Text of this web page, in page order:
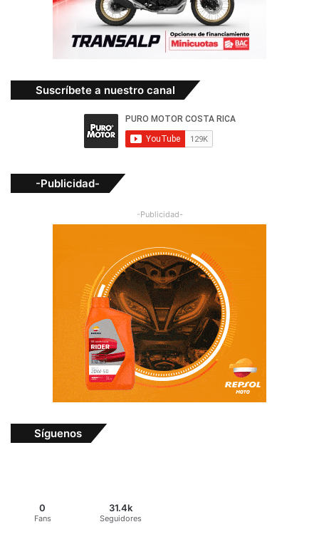
Suscríbete a nuestro canal
-Publicidad-
-Publicidad-
Síguenos
0
Fans
31.4k
Seguidores